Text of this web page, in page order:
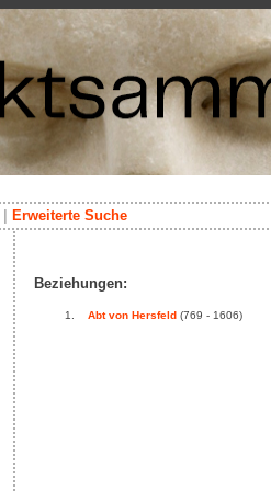
Erweiterte Suche
Beziehungen:
Abt von Hersfeld (769 - 1606)